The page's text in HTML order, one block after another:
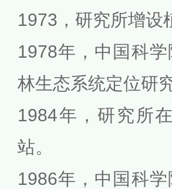
1973，研究所增设
1978年，中国科
林生态系统定位研
1984年，研究所
站。
1986年，中国科